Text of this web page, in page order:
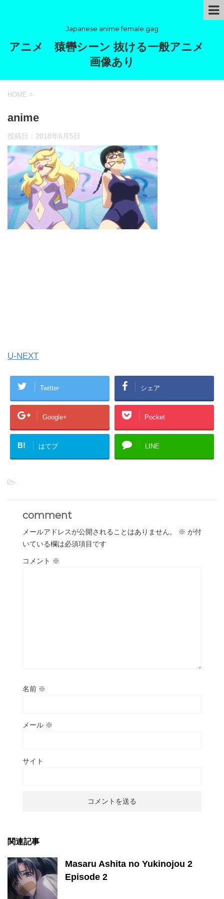
Japanese anime female gag
アニメ 猿轡シーン 抜ける一般アニメ
画像あり
HOME >
anime
投稿日： 2018年6月5日
U-NEXT
Twitter シェア
Google+ Pocket
B! はてブ LINE
-
comment
メールアドレスが公開されることはありません。 ※ が付
いている欄は必須項目です
コメント ※
名前 ※
メール ※
サイト
関連記事
Masaru Ashita no Yukinojou 2
Episode 2